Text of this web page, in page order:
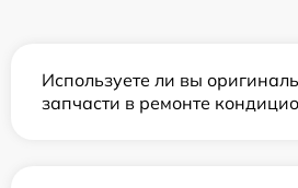
Используете ли вы
запчасти в ремонте